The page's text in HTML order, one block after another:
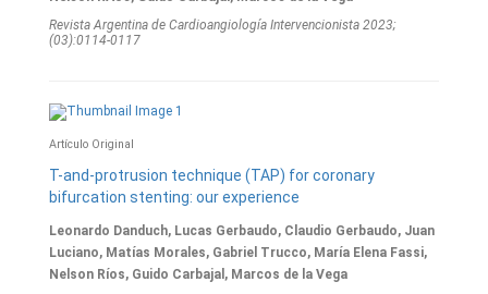
Revista Argentina de Cardioangiologí­a Intervencionista 2023;
(03):0114-0117
Artí­culo Original
T-and-protrusion technique (TAP) for coronary
bifurcation stenting: our experience
Leonardo Danduch, Lucas Gerbaudo, Claudio Gerbaudo, Juan
Luciano, Matías Morales, Gabriel Trucco, María Elena Fassi,
Nelson Ríos, Guido Carbajal, Marcos de la Vega